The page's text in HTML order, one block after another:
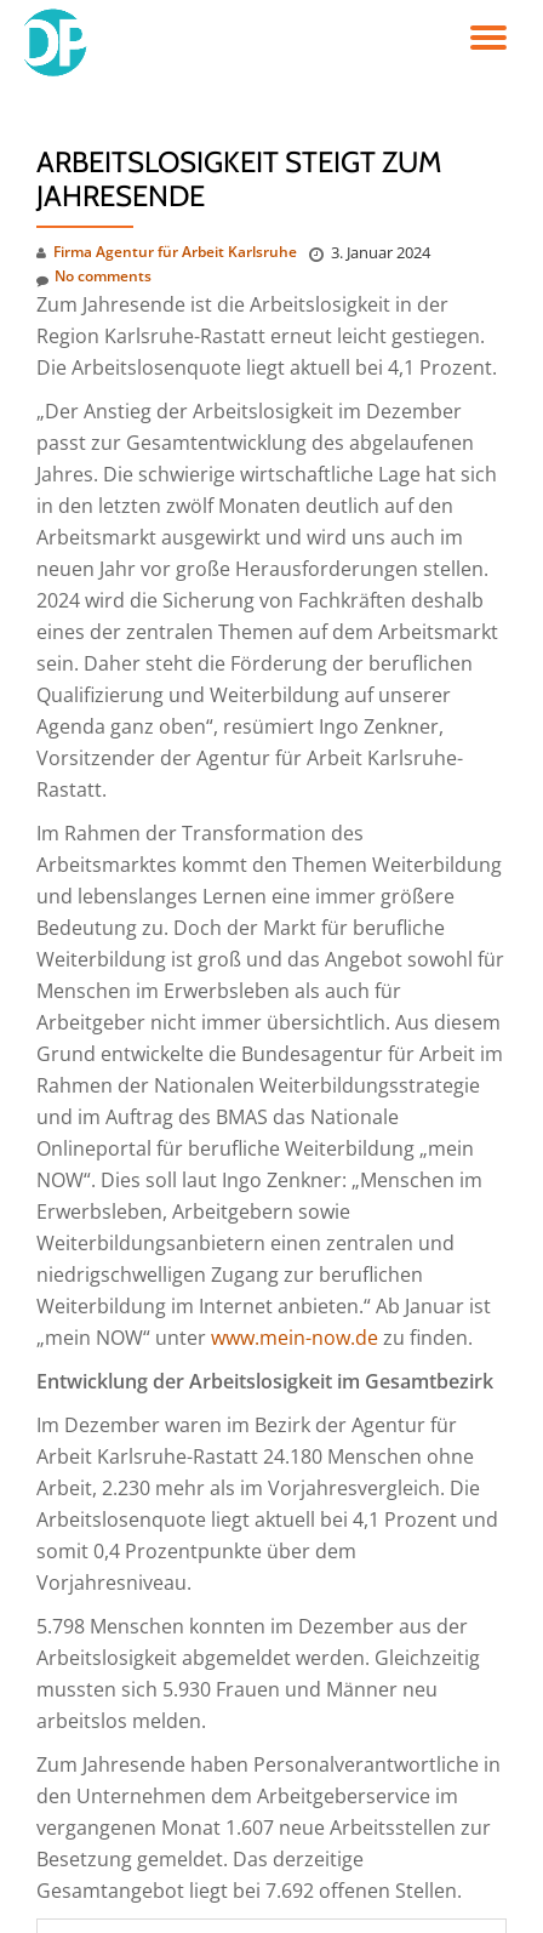
Skip
ARBEITSLOSIGKEIT STEIGT ZUM
JAHRESENDE
Firma Agentur für Arbeit Karlsruhe 3. Januar 2024
No comments
Zum Jahresende ist die Arbeitslosigkeit in der
Region Karlsruhe-Rastatt erneut leicht gestiegen.
Die Arbeitslosenquote liegt aktuell bei 4,1 Prozent.
„Der Anstieg der Arbeitslosigkeit im Dezember
passt zur Gesamtentwicklung des abgelaufenen
Jahres. Die schwierige wirtschaftliche Lage hat sich
in den letzten zwölf Monaten deutlich auf den
Arbeitsmarkt ausgewirkt und wird uns auch im
neuen Jahr vor große Herausforderungen stellen.
2024 wird die Sicherung von Fachkräften deshalb
eines der zentralen Themen auf dem Arbeitsmarkt
sein. Daher steht die Förderung der beruflichen
Qualifizierung und Weiterbildung auf unserer
Agenda ganz oben“, resümiert Ingo Zenkner,
Vorsitzender der Agentur für Arbeit Karlsruhe-
Rastatt.
Im Rahmen der Transformation des
Arbeitsmarktes kommt den Themen Weiterbildung
und lebenslanges Lernen eine immer größere
Bedeutung zu. Doch der Markt für berufliche
Weiterbildung ist groß und das Angebot sowohl für
Menschen im Erwerbsleben als auch für
Arbeitgeber nicht immer übersichtlich. Aus diesem
Grund entwickelte die Bundesagentur für Arbeit im
Rahmen der Nationalen Weiterbildungsstrategie
und im Auftrag des BMAS das Nationale
Onlineportal für berufliche Weiterbildung „mein
NOW“. Dies soll laut Ingo Zenkner: „Menschen im
Erwerbsleben, Arbeitgebern sowie
Weiterbildungsanbietern einen zentralen und
niedrigschwelligen Zugang zur beruflichen
Weiterbildung im Internet anbieten.“ Ab Januar ist
„mein NOW“ unterwww.mein-now.dezu finden.
Entwicklung der Arbeitslosigkeit im Gesamtbezirk
Im Dezember waren im Bezirk der Agentur für
Arbeit Karlsruhe-Rastatt 24.180 Menschen ohne
Arbeit, 2.230 mehr als im Vorjahresvergleich. Die
Arbeitslosenquote liegt aktuell bei 4,1 Prozent und
somit 0,4 Prozentpunkte über dem
Vorjahresniveau.
5.798 Menschen konnten im Dezember aus der
Arbeitslosigkeit abgemeldet werden. Gleichzeitig
mussten sich 5.930 Frauen und Männer neu
arbeitslos melden.
Zum Jahresende haben Personalverantwortliche in
den Unternehmen dem Arbeitgeberservice im
vergangenen Monat 1.607 neue Arbeitsstellen zur
Besetzung gemeldet. Das derzeitige
Gesamtangebot liegt bei 7.692 offenen Stellen.